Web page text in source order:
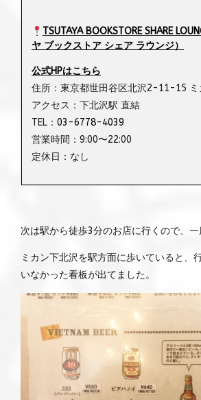
TSUTAYA BOOKSTORE SHARE
ヤ ブックストア シェア ラウンジ）
公式HPはこちら
住所：東京都世田谷区北沢2-11-15 ミ
アクセス：下北沢駅 直結
TEL： 03-6778-4039
営業時間：9:00〜22:00
定休日：なし
次は駅から徒歩3分のお店に行くので、一
ミカン下北沢を駅方面に歩いていると、
いなかった看板が出てました。